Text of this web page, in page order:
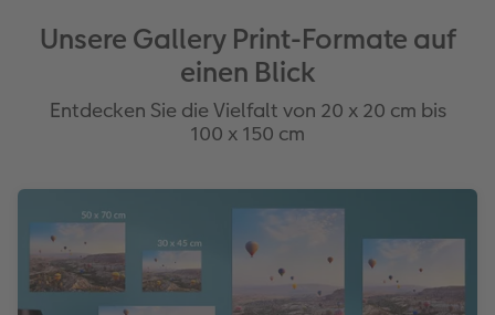
Unsere Gallery Print-Formate auf
einen Blick
Entdecken Sie die Vielfalt von 20 x 20 cm bis
100 x 150 cm